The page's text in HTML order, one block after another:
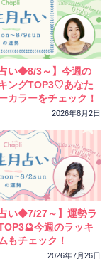
占い◆8/3～】今週の
ングTOP3♡あなた
カラーをチェック！
2026年8月2日
占い◆7/27～】運勢ラ
今週のラッキ
もチェック！
2026年7月26日